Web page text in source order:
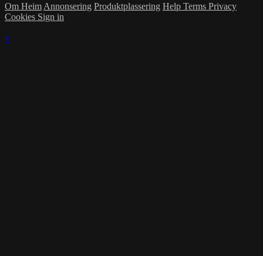
Om Heim Annonsering Produktplassering Help Terms Privacy
Cookies Sign in
×